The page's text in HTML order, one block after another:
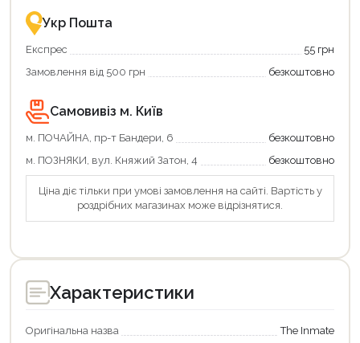
Укр Пошта
Експрес
55 грн
Замовлення від 500 грн
безкоштовно
Самовивіз м. Київ
м. ПОЧАЙНА, пр-т Бандери, 6
безкоштовно
м. ПОЗНЯКИ, вул. Княжий Затон, 4
безкоштовно
Ціна діє тільки при умові замовлення на сайті. Вартість у
роздрібних магазинах може відрізнятися.
Характеристики
Оригінальна назва
The Inmate
Продовжити покупки